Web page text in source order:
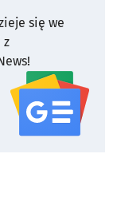
się we
z
serwisu